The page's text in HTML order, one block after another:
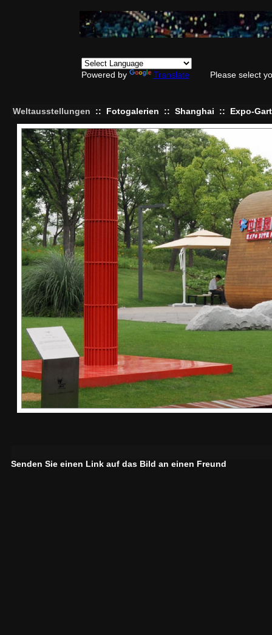
Powered by Translate Please select
Weltausstellungen :: Fotogalerien :: Shanghai :: Expo-
Senden Sie einen Link auf das Bild an einen Freund